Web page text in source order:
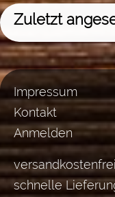
Zuletzt
Impressum
Kontakt
Anmelden
schnelle